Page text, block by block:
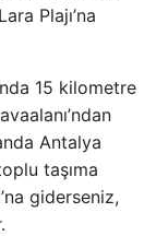
Plajı’na
15 kilometre
Antalya
taşıma
giderseniz,